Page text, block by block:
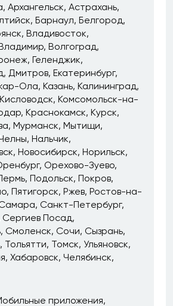
Архангельск Астрахань
Барнаул Белгород
Владивосток
Волгоград
Геленджик
Дмитров Екатеринбург
Ола Казань Калининград
Кисловодск Комсомольск-на-
Краснокамск Курск
Мурманск Мытищи
Нальчик
Новосибирск Норильск
Орехово-Зуево
Подольск Покров
Пятигорск Ржев Ростов-на-
Санкт-Петербург
Сергиев Посад
Смоленск Сочи Сызрань
Тольятти Томск Ульяновск
Хабаровск Челябинск
приложения